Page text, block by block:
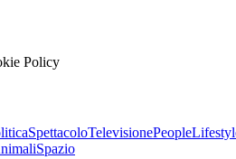
Policy
SpettacoloTelevisionePeople
Spazio